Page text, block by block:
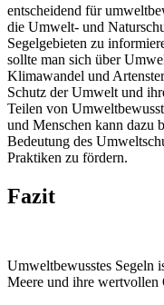
entscheidend für
die Umwelt- und
Segelgebieten zu
sollte man sich über
Klimawandel und
Schutz der Umwelt und
Teilen von
und Menschen kann dazu
Bedeutung des
Praktiken zu fördern.
Fazit
Umweltbewusstes Segeln
Meere und ihre wertvollen